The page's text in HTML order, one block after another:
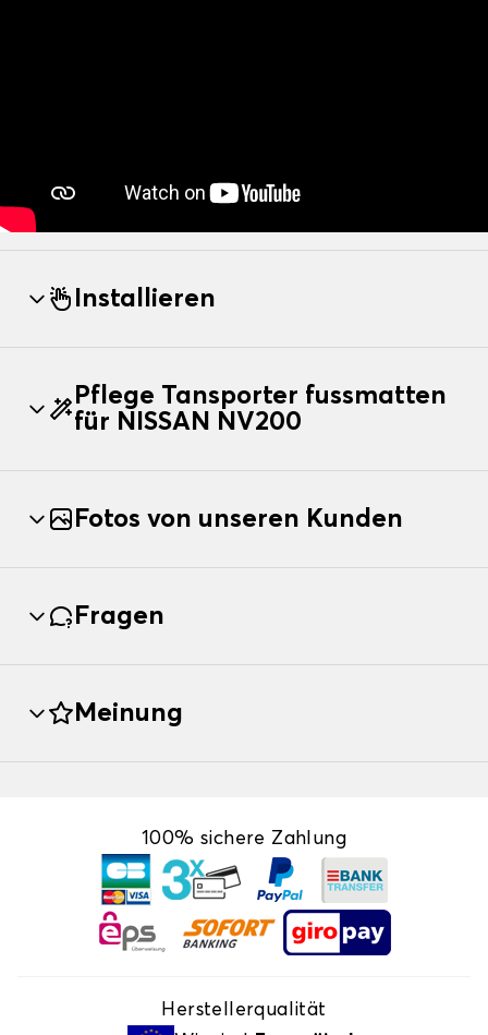
Installieren
Pflege Tansporter fussmatten
für NISSAN NV200
Fotos von unseren Kunden
Fragen
Meinung
100% sichere Zahlung
Herstellerqualität